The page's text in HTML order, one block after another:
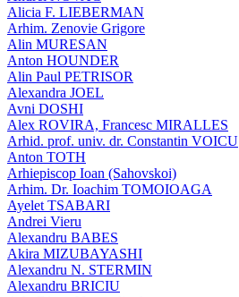
Alicia F. LIEBERMAN
Arhim. Zenovie Grigore
Alin MURESAN
Anton HOUNDER
Alin Paul PETRISOR
Alexandra JOEL
Avni DOSHI
Alex ROVIRA, Francesc MIRALLES
Arhid. prof. univ. dr. Constantin VOICU
Anton TOTH
Arhiepiscop Ioan (Sahovskoi)
Arhim. Dr. Ioachim TOMOIOAGA
Ayelet TSABARI
Andrei Vieru
Alexandru BABES
Akira MIZUBAYASHI
Alexandru N. STERMIN
Alexandru BRICIU